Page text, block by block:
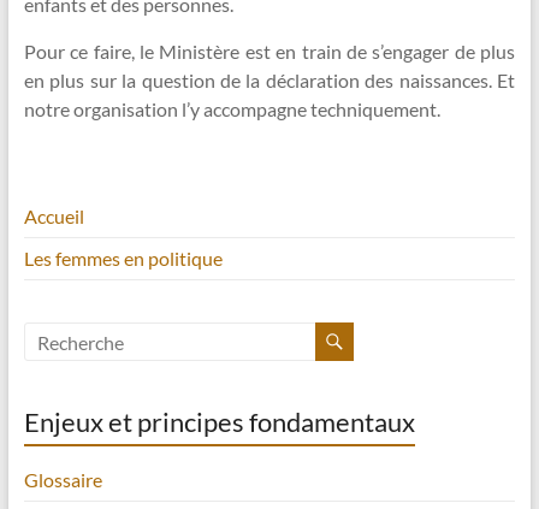
enfants et des personnes.
Pour ce faire, le Ministère est en train de s’engager de plus
en plus sur la question de la déclaration des naissances. Et
notre organisation l’y accompagne techniquement.
Accueil
Les femmes en politique
Enjeux et principes fondamentaux
Glossaire